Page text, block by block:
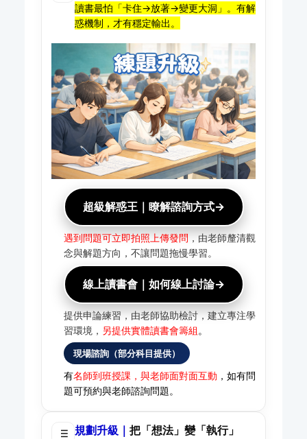
讀書最怕「卡住→放著→變更大洞」。有解
惑機制，才有穩定輸出。
超級解惑王｜瞭解諮詢方式→
遇到問題可立即拍照上傳發問，由老師釐清觀
念與解題方向，不讓問題拖慢學習。
線上讀書會｜如何線上討論→
提供申論練習，由老師協助檢討，建立專注學
習環境， 另提供實體讀書會籌組。
現場諮詢（部分科目提供）
有名師到班授課，與老師面對面互動 ，如有問
題可預約與老師諮詢問題。
規劃升級｜ 把「想法」變「執行」